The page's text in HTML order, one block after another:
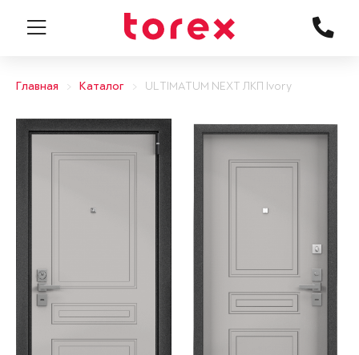
Главная Каталог ULTIMATUM NEXT ЛКП Ivory